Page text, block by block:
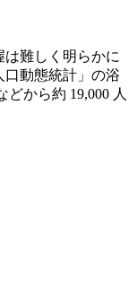
難しく明らかに
口動態統計」の浴
から約 19,000 人